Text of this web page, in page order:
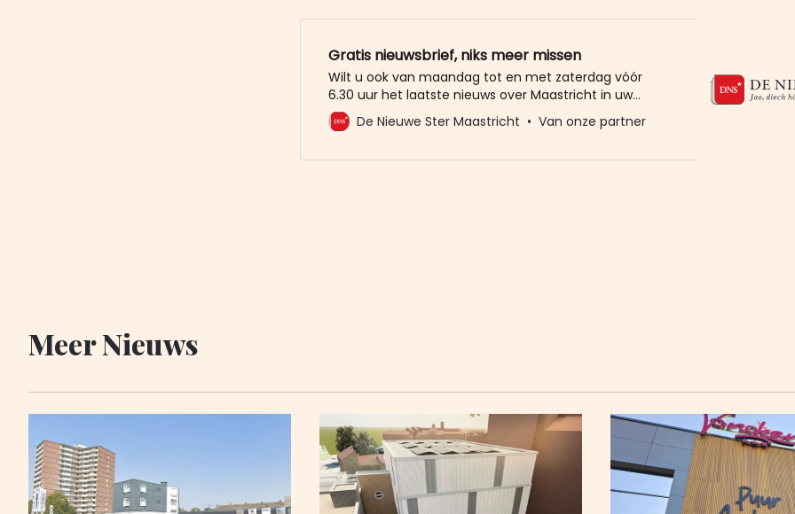
Gratis nieuwsbrief, niks meer missen
Wilt u ook van maandag tot en met zaterdag vóór
6.30 uur het laatste nieuws over Maastricht in uw
mailbox? Meld u dan gratis aan voor de nieuwbrief van
De Nieuwe Ster. Meer dan 20.000 trouwe lezers gingen
De Nieuwe Ster Maastricht Van onze partner
Meer Nieuws